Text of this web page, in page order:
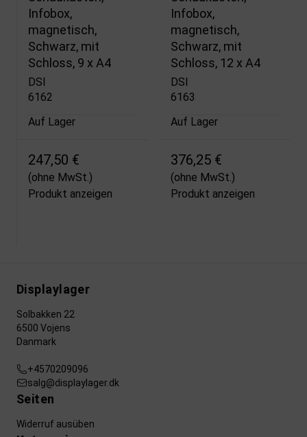
Infobox,
magnetisch,
Schwarz, mit
Schloss, 9 x A4
DSI
6162
Auf Lager
247,50 €
(ohne MwSt.)
Produkt anzeigen
Infobox,
magnetisch,
Schwarz, mit
Schloss, 12 x A4
DSI
6163
Auf Lager
376,25 €
(ohne MwSt.)
Produkt anzeigen
Displaylager
Solbakken 22
6500 Vojens
Danmark
+4570209096
salg@displaylager.dk
Seiten
Widerruf ausüben